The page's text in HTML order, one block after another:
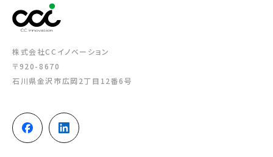
株式会社CCイノベーション
〒920-8670
石川県金沢市広岡2丁目12番6号